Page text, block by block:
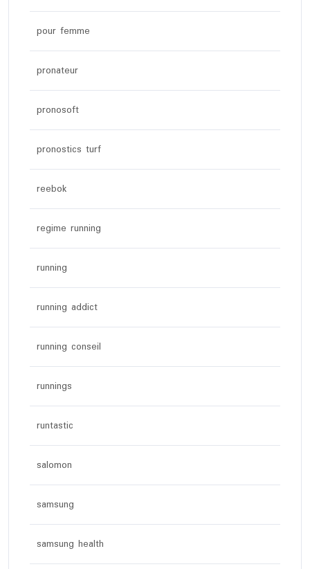
pour femme
pronateur
pronosoft
pronostics turf
reebok
regime running
running
running addict
running conseil
runnings
runtastic
salomon
samsung
samsung health